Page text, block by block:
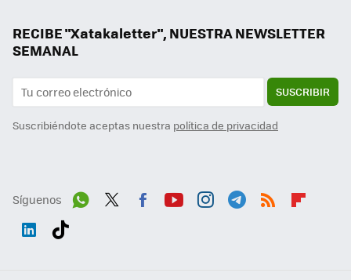
RECIBE "Xatakaletter", NUESTRA NEWSLETTER
SEMANAL
SUSCRIBIR
Suscribiéndote aceptas nuestra política de privacidad
Síguenos